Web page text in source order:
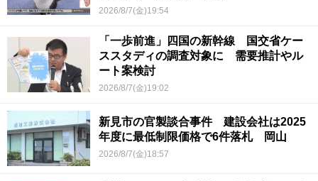
2026/8/7(金)19:54
「一歩前進」四国の新幹線 国交省ケー
ススタディの調査対象に 需要推計やル
ート案検討
2026/8/7(金)19:02
新見市の官製談合事件 建設会社は2025
年度に最低制限価格で6件落札 岡山
2026/8/7(金)18:57